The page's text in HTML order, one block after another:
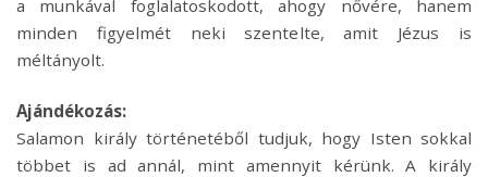
a munkával foglalatoskodott, ahogy nővére, hanem
minden figyelmét neki szentelte, amit Jézus is
méltányolt.
Ajándékozás:
Salamon király történetéből tudjuk, hogy Isten sokkal
többet is ad annál, mint amennyit kérünk. A király